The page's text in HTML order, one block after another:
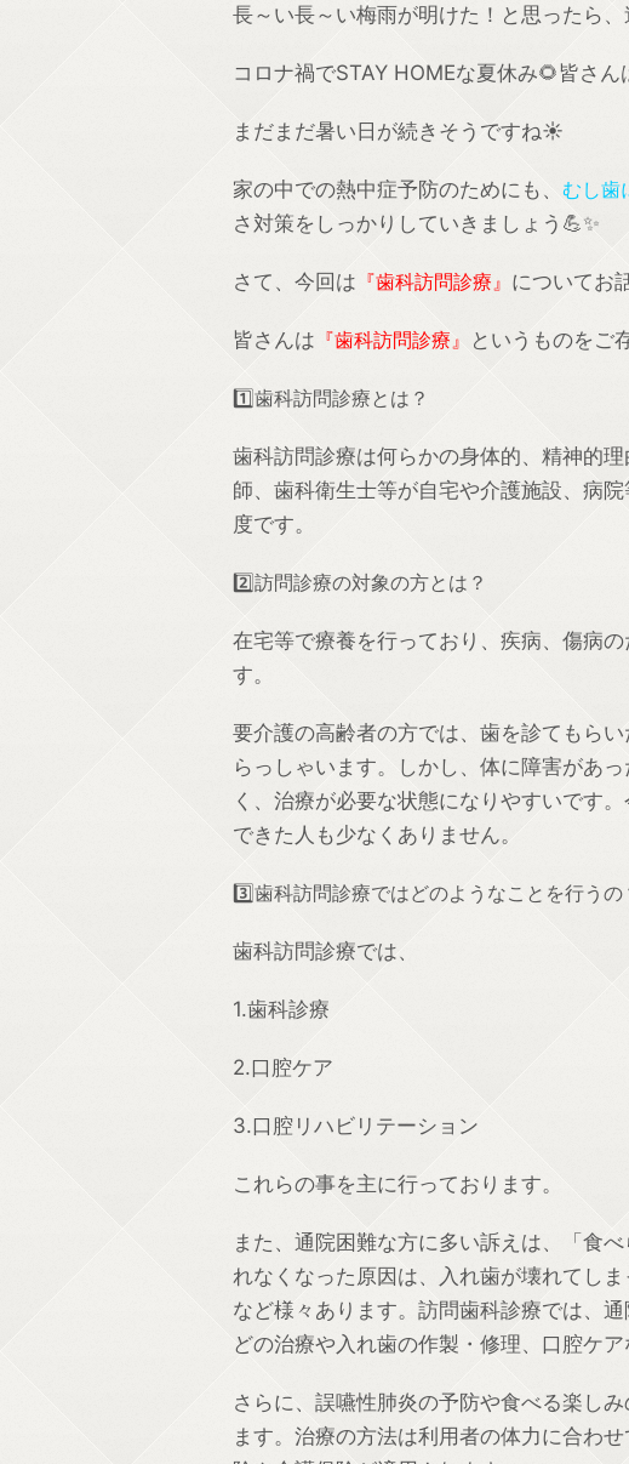
長～い長～い梅雨が明けた！と思ったら
コロナ禍でSTAY HOMEな夏休み🌻皆さ
まだまだ暑い日が続きそうですね☀️
家の中での熱中症予防のためにも、 むし歯
さ対策をしっかりしていきましょう💪✨
さて、今回は 『歯科訪問診療』 についてお
皆さんは 『歯科訪問診療』 というものをご
1️⃣歯科訪問診療とは？
歯科訪問診療は何らかの身体的、精神的
師、歯科衛生士等が自宅や介護施設、病
度です。
2️⃣訪問診療の対象の方とは？
在宅等で療養を行っており、疾病、傷病
す。
要介護の高齢者の方では、歯を診てもら
らっしゃいます。しかし、体に障害があ
く、治療が必要な状態になりやすいです
できた人も少なくありません。
3️⃣歯科訪問診療ではどのようなことを行うの
歯科訪問診療では、
1.歯科診療
2.口腔ケア
3.口腔リハビリテーション
これらの事を主に行っております。
また、通院困難な方に多い訴えは、「食
れなくなった原因は、入れ歯が壊れてし
など様々あります。訪問歯科診療では、
どの治療や入れ歯の作製・修理、口腔ケア
さらに、誤嚥性肺炎の予防や食べる楽し
ます。治療の方法は利用者の体力に合わ